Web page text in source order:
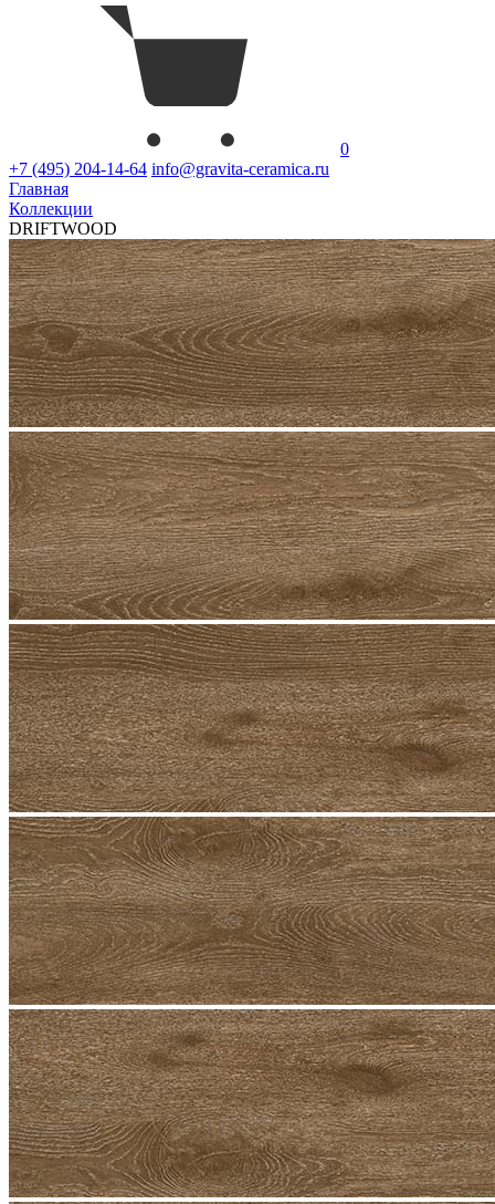
0
+7 (495) 204-14-64 info@gravita-ceramica.ru
Главная
Коллекции
DRIFTWOOD